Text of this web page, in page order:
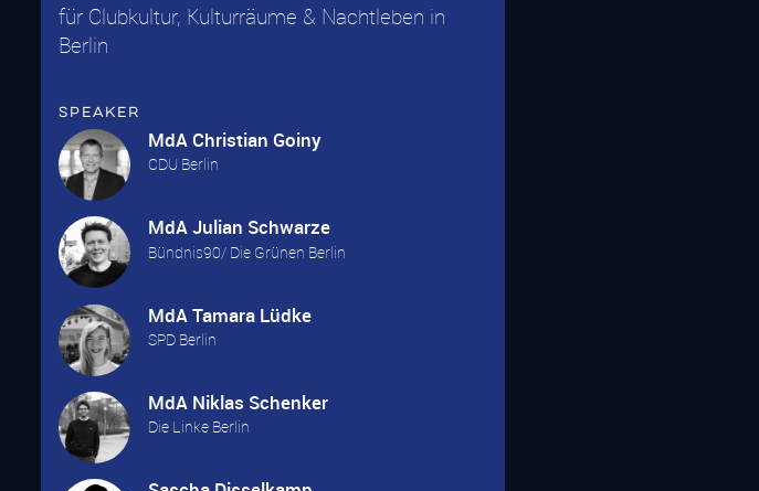
für Clubkultur, Kulturräume & Nachtleben in
Berlin
Speaker
MdA Christian Goiny
CDU Berlin
MdA Julian Schwarze
Bündnis90/ Die Grünen Berlin
MdA Tamara Lüdke
SPD Berlin
MdA Niklas Schenker
Die Linke Berlin